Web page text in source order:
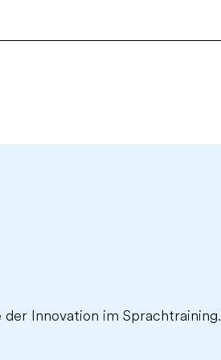
Innovation im Sprachtraining.